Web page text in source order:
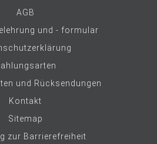
AGB
und - formular
und Rücksendungen
Kontakt
Sitemap
zur Barrierefreiheit